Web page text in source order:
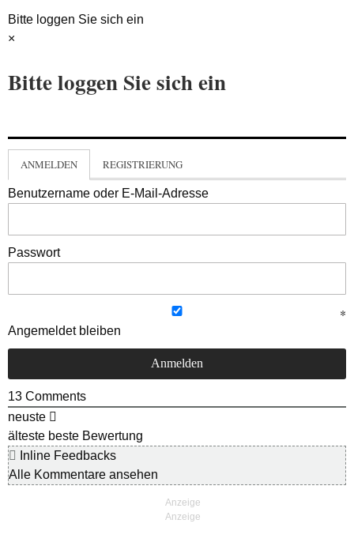
Bitte loggen Sie sich ein
×
Bitte loggen Sie sich ein
ANMELDEN REGISTRIERUNG
Benutzername oder E-Mail-Adresse
Passwort
Angemeldet bleiben
13 Comments
neuste
älteste beste Bewertung
Inline Feedbacks
Alle Kommentare ansehen